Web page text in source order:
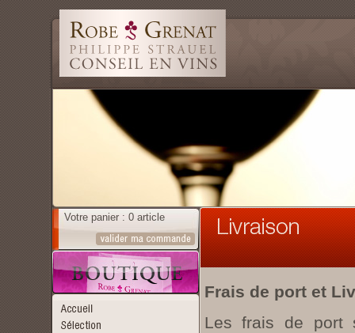
Votre panier : 0 article
Frais de port et
Les frais de port